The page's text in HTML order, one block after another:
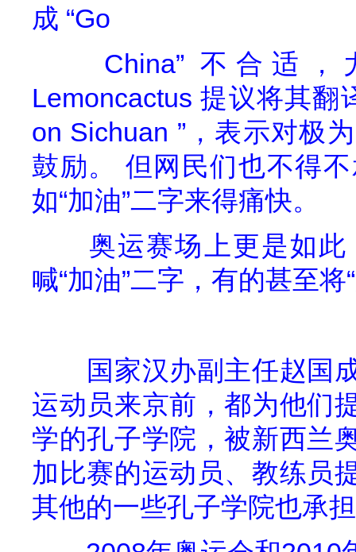
成 “Go
China” 不合适，
Lemoncactus提议将其翻
on Sichuan ”，表示对极
鼓励。
但网民们也不得
如“加油”二字来得痛快。
奥运赛场上更是如
喊“加油”二字，有的甚至
国家汉办副主任赵国
运动员来京前，都为他们
学的孔子学院，被新西兰
加比赛的运动员、教练员
其他的一些孔子学院也承